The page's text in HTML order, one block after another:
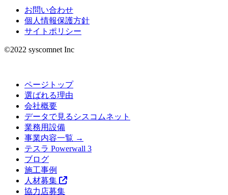
お問い合わせ
個人情報保護方針
サイトポリシー
©︎2022 syscomnet Inc
ページトップ
選ばれる理由
会社概要
データで見るシスコムネット
業務用設備
事業内容一覧 →
テスラ Powerwall 3
ブログ
施工事例
人材募集
協力店募集